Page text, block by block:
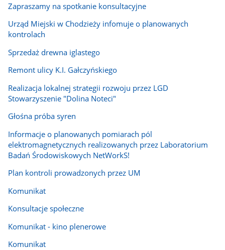
Zapraszamy na spotkanie konsultacyjne
Urząd Miejski w Chodzieży infomuje o planowanych
kontrolach
Sprzedaż drewna iglastego
Remont ulicy K.I. Gałczyńskiego
Realizacja lokalnej strategii rozwoju przez LGD
Stowarzyszenie "Dolina Noteci"
Głośna próba syren
Informacje o planowanych pomiarach pól
elektromagnetycznych realizowanych przez Laboratorium
Badań Środowiskowych NetWorkS!
Plan kontroli prowadzonych przez UM
Komunikat
Konsultacje społeczne
Komunikat - kino plenerowe
Komunikat